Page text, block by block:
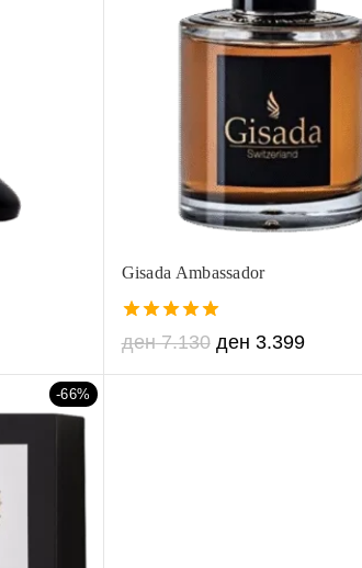
Gisada Ambassador
5.00
out of 5
ден7.130 ден 3.399
-66%